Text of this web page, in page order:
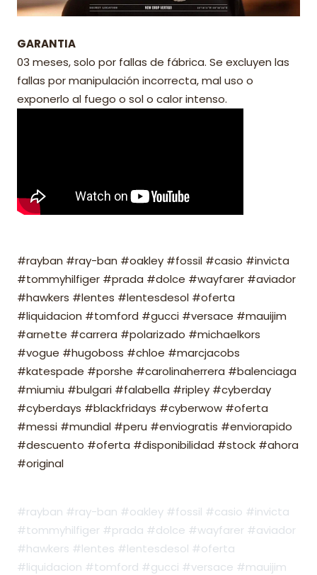
GARANTIA
03 meses, solo por fallas de fábrica. Se excluyen las
fallas por manipulación incorrecta, mal uso o
exponerlo al fuego o sol o calor intenso.
#rayban #ray-ban #oakley #fossil #casio #invicta
#tommyhilfiger #prada #dolce #wayfarer #aviador
#hawkers #lentes #lentesdesol #oferta
#liquidacion #tomford #gucci #versace #mauijim
#arnette #carrera #polarizado #michaelkors
#vogue #hugoboss #chloe #marcjacobs
#katespade #porshe #carolinaherrera #balenciaga
#miumiu #bulgari #falabella #ripley #cyberday
#cyberdays #blackfridays #cyberwow #oferta
#messi #mundial #peru #enviogratis #enviorapido
#descuento #oferta #disponibilidad #stock #ahora
#original
#rayban #ray-ban #oakley #fossil #casio #invicta
#tommyhilfiger #prada #dolce #wayfarer #aviador
#hawkers #lentes #lentesdesol #oferta
#liquidacion #tomford #gucci #versace #mauijim